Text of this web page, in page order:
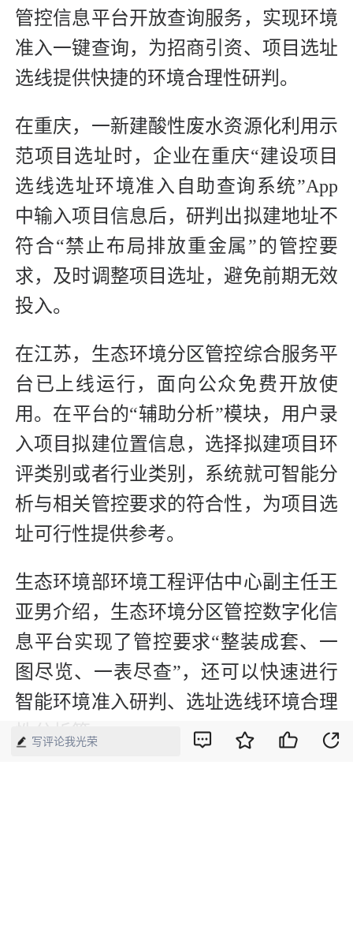
管控信息平台开放查询服务，实现环境
准入一键查询，为招商引资、项目选址
选线提供快捷的环境合理性研判。
在重庆，一新建酸性废水资源化利用示
范项目选址时，企业在重庆“建设项目
选线选址环境准入自助查询系统”App
中输入项目信息后，研判出拟建地址不
符合“禁止布局排放重金属”的管控要
求，及时调整项目选址，避免前期无效
投入。
在江苏，生态环境分区管控综合服务平
台已上线运行，面向公众免费开放使
用。在平台的“辅助分析”模块，用户录
入项目拟建位置信息，选择拟建项目环
评类别或者行业类别，系统就可智能分
析与相关管控要求的符合性，为项目选
址可行性提供参考。
生态环境部环境工程评估中心副主任王
亚男介绍，生态环境分区管控数字化信
息平台实现了管控要求“整装成套、一
图尽览、一表尽查”，还可以快速进行
智能环境准入研判、选址选线环境合理
性分析等。
写评论我光荣